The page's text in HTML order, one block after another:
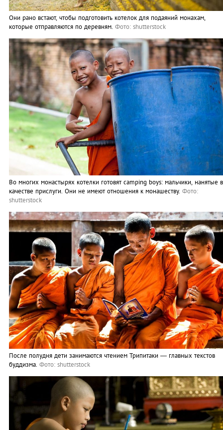
Они рано встают, чтобы подготовить котелок для подаяний монахам,
которые отправляются по деревням. Фото: shutterstock
Во многих монастырях котелки готовят camping boys: мальчики, нанятые в
качестве прислуги. Они не имеют отношения к монашеству. Фото:
shutterstock
После полудня дети занимаются чтением Трипитаки — главных текстов
буддизма. Фото: shutterstock